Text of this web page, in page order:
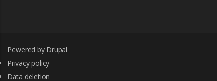
Powered by Drupal
FOOTER
Privacy policy
Data deletion